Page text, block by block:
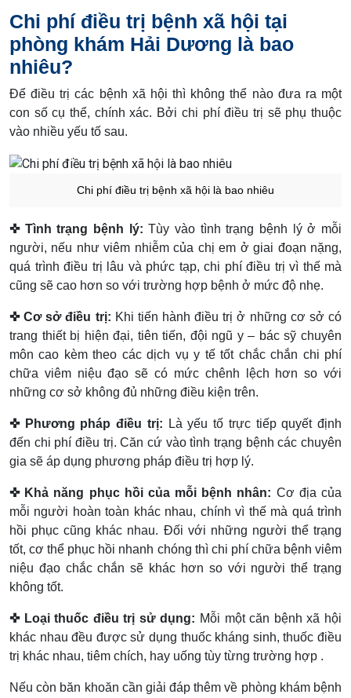
Chi phí điều trị bệnh xã hội tại
phòng khám Hải Dương là bao
nhiêu?
Để điều trị các bệnh xã hội thì không thể nào đưa ra một
con số cụ thể, chính xác. Bởi chi phí điều trị sẽ phụ thuộc
vào nhiều yếu tố sau.
Chi phí điều trị bệnh xã hội là bao nhiêu
✜ Tình trạng bệnh lý: Tùy vào tình trạng bệnh lý ở mỗi
người, nếu như viêm nhiễm của chị em ở giai đoạn nặng,
quá trình điều trị lâu và phức tạp, chi phí điều trị vì thế mà
cũng sẽ cao hơn so với trường hợp bệnh ở mức độ nhẹ.
✜ Cơ sở điều trị: Khi tiến hành điều trị ở những cơ sở có
trang thiết bị hiện đại, tiên tiến, đội ngũ y – bác sỹ chuyên
môn cao kèm theo các dịch vụ y tế tốt chắc chắn chi phí
chữa viêm niệu đạo sẽ có mức chênh lệch hơn so với
những cơ sở không đủ những điều kiện trên.
✜ Phương pháp điều trị: Là yếu tố trực tiếp quyết định
đến chi phí điều trị. Căn cứ vào tình trạng bệnh các chuyên
gia sẽ áp dụng phương pháp điều trị hợp lý.
✜ Khả năng phục hồi của mỗi bệnh nhân: Cơ địa của
mỗi người hoàn toàn khác nhau, chính vì thế mà quá trình
hồi phục cũng khác nhau. Đối với những người thể trạng
tốt, cơ thể phục hồi nhanh chóng thì chi phí chữa bệnh viêm
niệu đạo chắc chắn sẽ khác hơn so với người thể trạng
không tốt.
✜ Loại thuốc điều trị sử dụng: Mỗi một căn bệnh xã hội
khác nhau đều được sử dụng thuốc kháng sinh, thuốc điều
trị khác nhau, tiêm chích, hay uống tùy từng trường hợp .
Nếu còn băn khoăn cần giải đáp thêm về phòng khám bệnh